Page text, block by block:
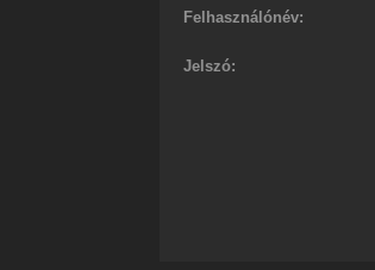
Felhasználónév:
Jelszó: